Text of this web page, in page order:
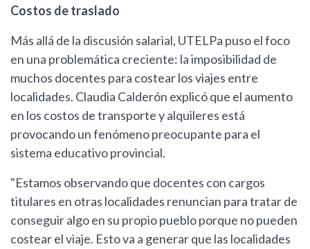
Costos de traslado
Más allá de la discusión salarial, UTELPa puso el foco
en una problemática creciente: la imposibilidad de
muchos docentes para costear los viajes entre
localidades. Claudia Calderón explicó que el aumento
en los costos de transporte y alquileres está
provocando un fenómeno preocupante para el
sistema educativo provincial.
"Estamos observando que docentes con cargos
titulares en otras localidades renuncian para tratar de
conseguir algo en su propio pueblo porque no pueden
costear el viaje. Esto va a generar que las localidades